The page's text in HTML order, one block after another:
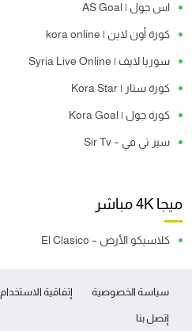
اس جول | AS Goal
كورة أون لاين | kora online
سوريا لايف | Syria Live Online
كورة ستار | Kora Star
كورة جول | Kora Goal
سير تي في – Sir Tv
ميجا 4K مباشر
كلاسيكو الأرض – El Clasico
سياسة الخصوصية إتفاقية الاستخدام
إتصل بنا